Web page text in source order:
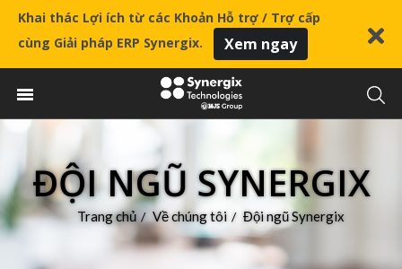
Khai thác Lợi ích từ các Khoản Hỗ trợ / Trợ cấp
cùng Giải pháp ERP Synergix.
Xem ngay
ĐỘI NGŨ SYNERGIX
Trang chủ / Về chúng tôi / Đội ngũ Synergix